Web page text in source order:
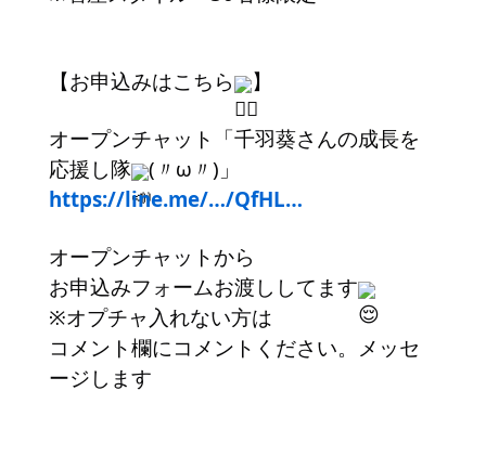
【お申込みはこちら 】
オープンチャット「千羽葵さんの成長を
応援し隊
(〃ω〃)」
https://line.me/…/QfHL…
オープンチャットから
お申込みフォームお渡ししてます
※オプチャ入れない方は
コメント欄にコメントください。メッセ
ージします